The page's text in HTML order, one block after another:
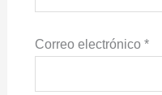
Correo electrónico *